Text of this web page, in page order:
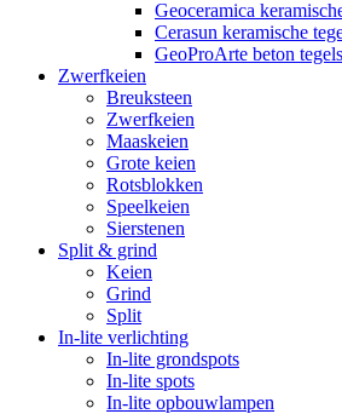
Geoceramica
Cerasun keramische
GeoProArte beton tegels
Zwerfkeien
Breuksteen
Zwerfkeien
Maaskeien
Grote keien
Rotsblokken
Speelkeien
Sierstenen
Split & grind
Keien
Grind
Split
In-lite verlichting
In-lite grondspots
In-lite spots
In-lite opbouwlampen